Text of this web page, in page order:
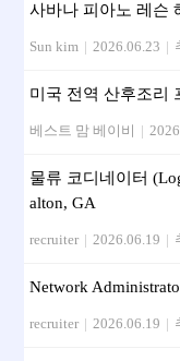
사바나 피아노 레슨
Sun kim | 2026.06.23 |
미국 전역 산후조리
베스트 맘 베이비 |
물류 코디네이터
alton, GA
recruiter | 2026.06.19 |
Network
recruiter | 2026.06.19 |